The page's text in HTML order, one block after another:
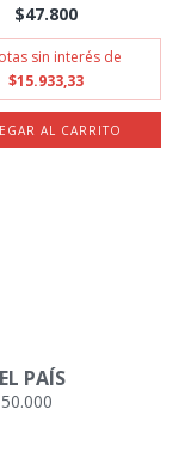
$47.800
sin interés de
$15.933,33
PAÍS